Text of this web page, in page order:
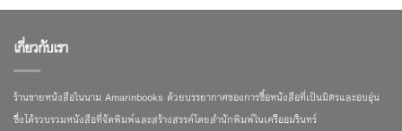
เกี่ยวกับเรา
ร้านขายหนังสือในนาม Amarinbooks ด้วยบรรยากาศของการซื้อหนังสือที่เป็นมิตรและอบอุ่น
ซึ่งได้รวบรวมหนังสือที่จัดพิมพ์และสร้างสรรค์โดยสำนักพิมพ์ในเครืออมรินทร์